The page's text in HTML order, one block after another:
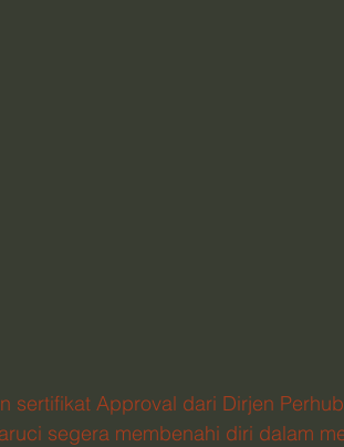
sertifikat Approval dari Dirjen
segera membenahi diri dalam